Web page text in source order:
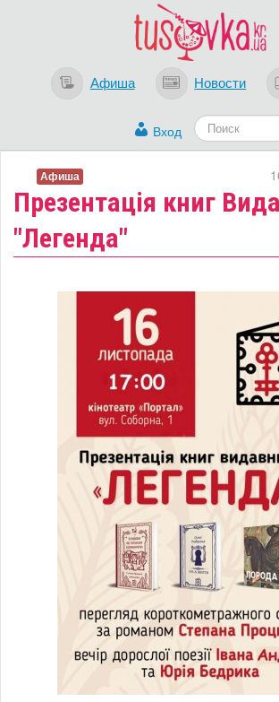
Афиша Новости
Вход
Презентація книг
"Легенда"
Афиша